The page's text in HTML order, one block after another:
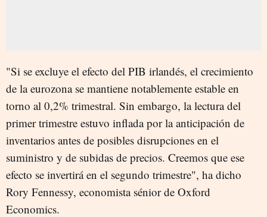
"Si se excluye el efecto del PIB irlandés, el crecimiento
de la eurozona se mantiene notablemente estable en
torno al 0,2% trimestral. Sin embargo, la lectura del
primer trimestre estuvo inflada por la anticipación de
inventarios antes de posibles disrupciones en el
suministro y de subidas de precios. Creemos que ese
efecto se invertirá en el segundo trimestre", ha dicho
Rory Fennessy, economista sénior de Oxford
Economics.